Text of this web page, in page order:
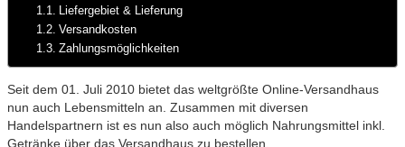
Liefergebiet & Lieferung
Versandkosten
Zahlungsmöglichkeiten
Seit dem 01. Juli 2010 bietet das weltgrößte Online-Versandhaus
nun auch Lebensmitteln an. Zusammen mit diversen
Handelspartnern ist es nun also auch möglich Nahrungsmittel inkl.
Getränke über das Versandhaus zu bestellen.